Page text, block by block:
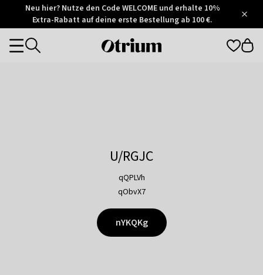
Otrium
Trustpilot
Neu hier? Nutze den Code WELCOME und erhalte 10%
Extra-Rabatt auf deine erste Bestellung ab 100 €.
Otrium
Categories
U/RGJC
qQPLVh
qObvX7
nYKQKg